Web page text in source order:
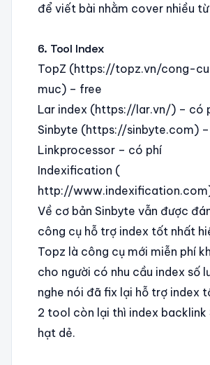
để viết bài nhằm cover nhiều
6. Tool Index
TopZ (https://topz.vn/cong-
muc) – free
Lar index (https://lar.vn/) – có
Sinbyte (https://sinbyte.com)
Linkprocessor – có phí
Indexification (
http://
Về cơ bản Sinbyte vẫn được
công cụ hỗ trợ index tốt nhất
Topz là công cụ mới miễn phí
cho người có nhu cầu index số
nghe nói đã fix lại hỗ trợ index
2 tool còn lại thì index backlink
hạt dẻ.